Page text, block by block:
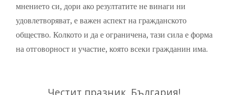
мнението си, дори ако резултатите не винаги ни
удовлетворяват, е важен аспект на гражданското
общество. Колкото и да е ограничена, тази сила е форма
на отговорност и участие, която всеки гражданин има.